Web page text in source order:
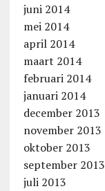
juni 2014
mei 2014
april 2014
maart 2014
februari 2014
januari 2014
december 2013
november 2013
oktober 2013
september 2013
juli 2013